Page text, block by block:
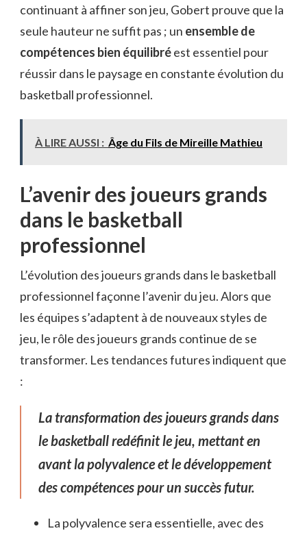
continuant à affiner son jeu, Gobert prouve que la
seule hauteur ne suffit pas ; un ensemble de
compétences bien équilibréest essentiel pour
réussir dans le paysage en constante évolution du
basketball professionnel.
À LIRE AUSSI : Âge du Fils de Mireille Mathieu
L’avenir des joueurs grands
dans le basketball
professionnel
L’évolution des joueurs grands dans le basketball
professionnel façonne l’avenir du jeu. Alors que
les équipes s’adaptent à de nouveaux styles de
jeu, le rôle des joueurs grands continue de se
transformer. Les tendances futures indiquent que
:
La transformation des joueurs grands dans
le basketball redéfinit le jeu, mettant en
avant la polyvalence et le développement
des compétences pour un succès futur.
La polyvalence sera essentielle, avec des